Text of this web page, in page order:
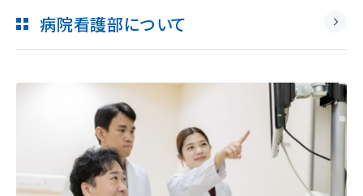
病院看護部について